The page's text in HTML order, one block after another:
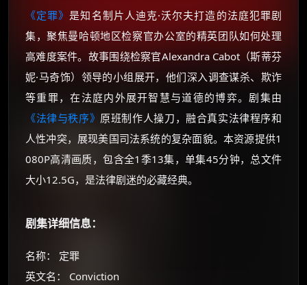
《定罪》是知名制片人迪克·沃尔夫打造的法庭犯罪剧
集，聚焦曼哈顿地区检察官办公室的精英团队如何处理
高难度案件。故事围绕检察官Alexandra Cabot（斯蒂芬
妮·马奇饰）领导的小组展开，他们深入调查谋杀、欺诈
等重罪，在法庭内外展开智慧与道德的博弈。剧集由
《法律与秩序》 原班制作人操刀，融合真实法律程序和
人性冲突，展现美国司法系统的复杂面貌。本资源提供1
080P高清画质，包含全1季13集，单集45分钟，总文件
大小12.5G，是法律剧迷的必藏经典。
剧集详细信息：
名称： 定罪
英文名： Conviction